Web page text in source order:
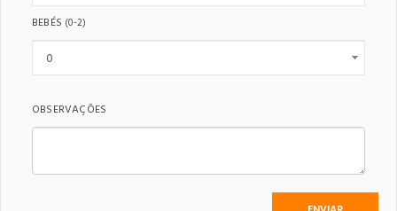
BEBÉS (0-2)
OBSERVAÇÕES